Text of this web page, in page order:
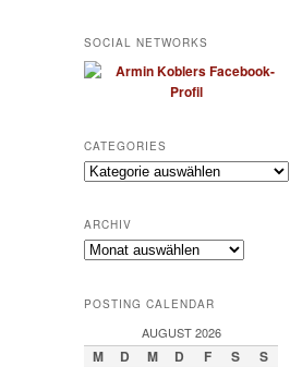
SOCIAL NETWORKS
CATEGORIES
Categories
ARCHIV
Archiv
POSTING CALENDAR
AUGUST 2026
M D M D F S S